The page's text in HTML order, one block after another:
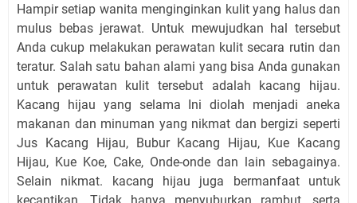
Hampir setiap wanita menginginkan kulit yang halus dan
mulus bebas jerawat. Untuk mewujudkan hal tersebut
Anda cukup melakukan perawatan kulit secara rutin dan
teratur. Salah satu bahan alami yang bisa Anda gunakan
untuk perawatan kulit tersebut adalah kacang hijau.
Kacang hijau yang selama Ini diolah menjadi aneka
makanan dan minuman yang nikmat dan bergizi seperti
Jus Kacang Hijau, Bubur Kacang Hijau, Kue Kacang
Hijau, Kue Koe, Cake, Onde-onde dan lain sebagainya.
Selain nikmat. kacang hijau juga bermanfaat untuk